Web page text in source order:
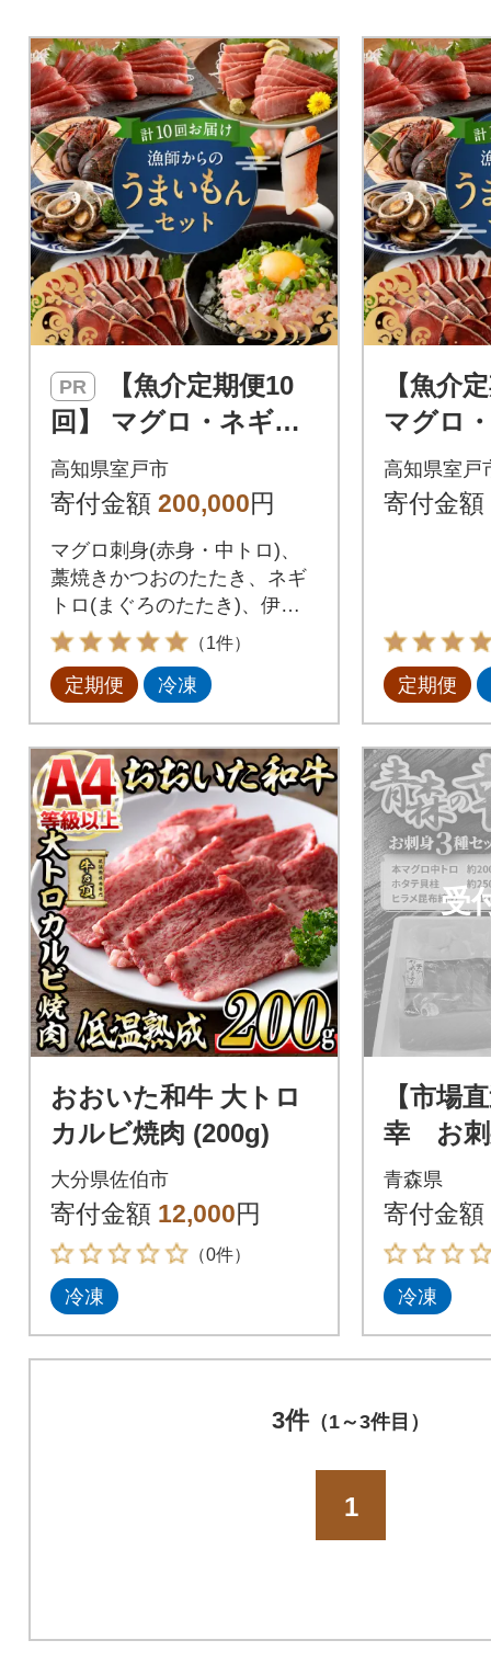
PR
回】 マグロ・ネギト
ロ・かつおのたた
き・魚介類加工品など
訳あり
高知県室戸市
寄付金額 200,000円
マグロ刺身(赤身・中トロ)、
藁焼きかつおのたたき、ネギ
トロ(まぐろのたたき)、伊勢
海老、金目鯛など高知県室戸
市の人気の海鮮を10回定期便
でお届け!マグロ丼やネギトロ
ホタテ、カニ、ウニと一緒に
海鮮丼などでお楽しみいただ
けます。小分けにしており、
お手軽におかずにできるのも
嬉しいポイント。200000円
（1件）
定期便 冷凍
【魚介
マグロ
かつお
介類加
高知県室戸
寄付金額
定期便
おおいた和牛 大トロ
カルビ焼肉 (200g)
大分県佐伯市
寄付金額 12,000円
（0件）
冷凍
受
【市場
幸 お刺
(本マグ
タテ貝
布締め)
青森県
寄付金額
冷凍
3件（1～3件目）
1